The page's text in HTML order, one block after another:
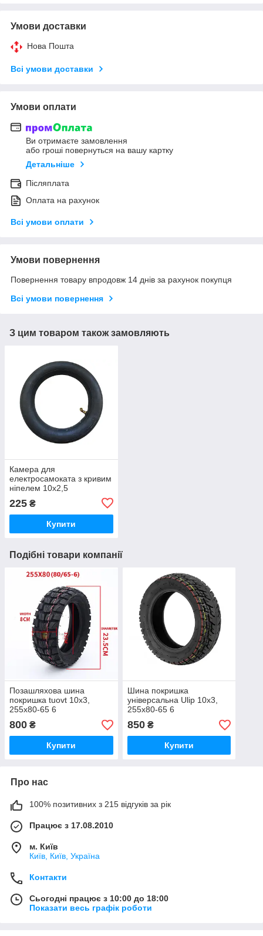
Умови доставки
Нова Пошта
Всі умови доставки
Умови оплати
Ви отримаєте замовлення
або гроші повернуться на вашу картку
Детальніше
Післяплата
Оплата на рахунок
Всі умови оплати
Умови повернення
Повернення товару впродовж 14 днів за рахунок покупця
Всі умови повернення
З цим товаром також замовляють
Камера для
електросамоката з кривим
ніпелем 10х2,5
225 ₴
Купити
Подібні товари компанії
Позашляхова шина
покришка tuovt 10х3,
255х80-65 6
800 ₴
Купити
Шина покришка
універсальна Ulip 10х3,
255х80-65 6
850₴
Купити
Про нас
100% позитивних з 215 відгуків за рік
Працює з 17.08.2010
м. Київ
Київ, Київ, Україна
Контакти
Сьогодні працює з 10:00 до 18:00
Показати весь графік роботи